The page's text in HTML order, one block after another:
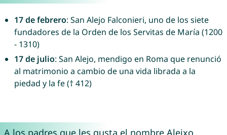
17 de febrero: San Alejo Falconieri, uno de los siete
fundadores de la Orden de los Servitas de María (1200
- 1310)
17 de julio: San Alejo, mendigo en Roma que renunció
al matrimonio a cambio de una vida librada a la
piedad y la fe († 412)